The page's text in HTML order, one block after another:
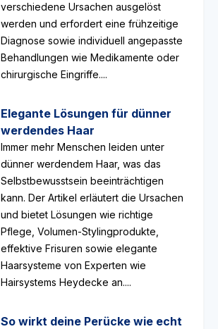
verschiedene Ursachen ausgelöst
werden und erfordert eine frühzeitige
Diagnose sowie individuell angepasste
Behandlungen wie Medikamente oder
chirurgische Eingriffe....
Elegante Lösungen für dünner
werdendes Haar
Immer mehr Menschen leiden unter
dünner werdendem Haar, was das
Selbstbewusstsein beeinträchtigen
kann. Der Artikel erläutert die Ursachen
und bietet Lösungen wie richtige
Pflege, Volumen-Stylingprodukte,
effektive Frisuren sowie elegante
Haarsysteme von Experten wie
Hairsystems Heydecke an....
So wirkt deine Perücke wie echt